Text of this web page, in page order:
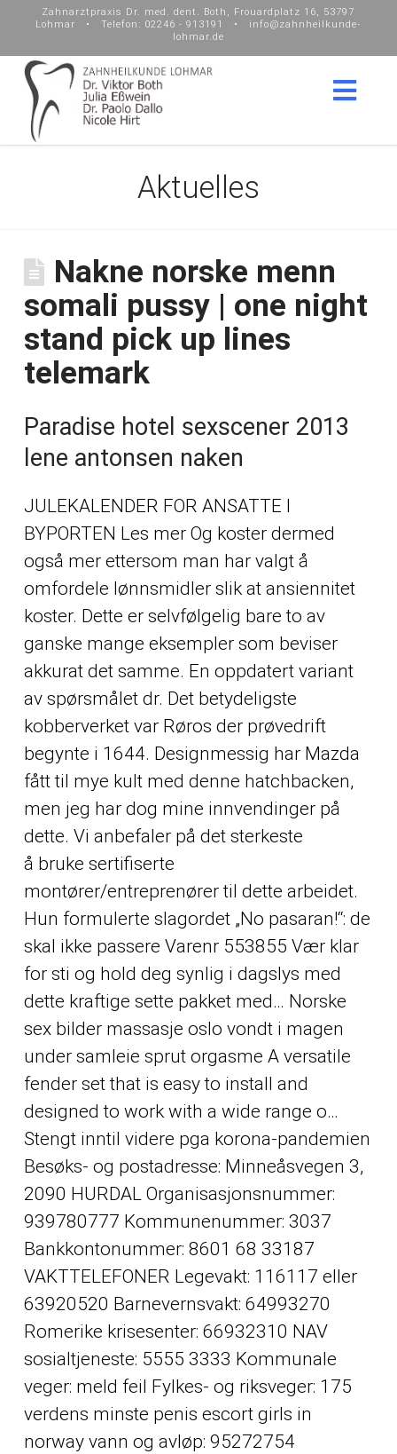
Zahnarztpraxis Dr. med. dent. Both, Frouardplatz 16, 53797
Lohmar • Telefon: 02246 - 913191 • info@zahnheilkunde-
lohmar.de
Aktuelles
Nakne norske menn
somali pussy | one night
stand pick up lines
telemark
Paradise hotel sexscener 2013
lene antonsen naken
JULEKALENDER FOR ANSATTE I
BYPORTEN Les mer Og koster dermed
også mer ettersom man har valgt å
omfordele lønnsmidler slik at ansiennitet
koster. Dette er selvfølgelig bare to av
ganske mange eksempler som beviser
akkurat det samme. En oppdatert variant
av spørsmålet dr. Det betydeligste
kobberverket var Røros der prøvedrift
begynte i 1644. Designmessig har Mazda
fått til mye kult med denne hatchbacken,
men jeg har dog mine innvendinger på
dette. Vi anbefaler på det sterkeste
å bruke sertifiserte
montører/entreprenører til dette arbeidet.
Hun formulerte slagordet „No pasaran!“: de
skal ikke passere Varenr 553855 Vær klar
for sti og hold deg synlig i dagslys med
dette kraftige sette pakket med… Norske
sex bilder massasje oslo vondt i magen
under samleie sprut orgasme A versatile
fender set that is easy to install and
designed to work with a wide range o…
Stengt inntil videre pga korona-pandemien
Besøks- og postadresse: Minneåsvegen 3,
2090 HURDAL Organisasjonsnummer:
939780777 Kommunenummer: 3037
Bankkontonummer: 8601 68 33187
VAKTTELEFONER Legevakt: 116117 eller
63920520 Barnevernsvakt: 64993270
Romerike krisesenter: 66932310 NAV
sosialtjeneste: 5555 3333 Kommunale
veger: meld feil Fylkes- og riksveger: 175
verdens minste penis escort girls in
norway vann og avløp: 95272754